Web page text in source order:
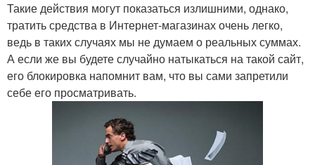
Такие действия могут показаться излишними, однако,
тратить средства в Интернет-магазинах очень легко,
ведь в таких случаях мы не думаем о реальных суммах.
А если же вы будете случайно натыкаться на такой сайт,
его блокировка напомнит вам, что вы сами запретили
себе его просматривать.